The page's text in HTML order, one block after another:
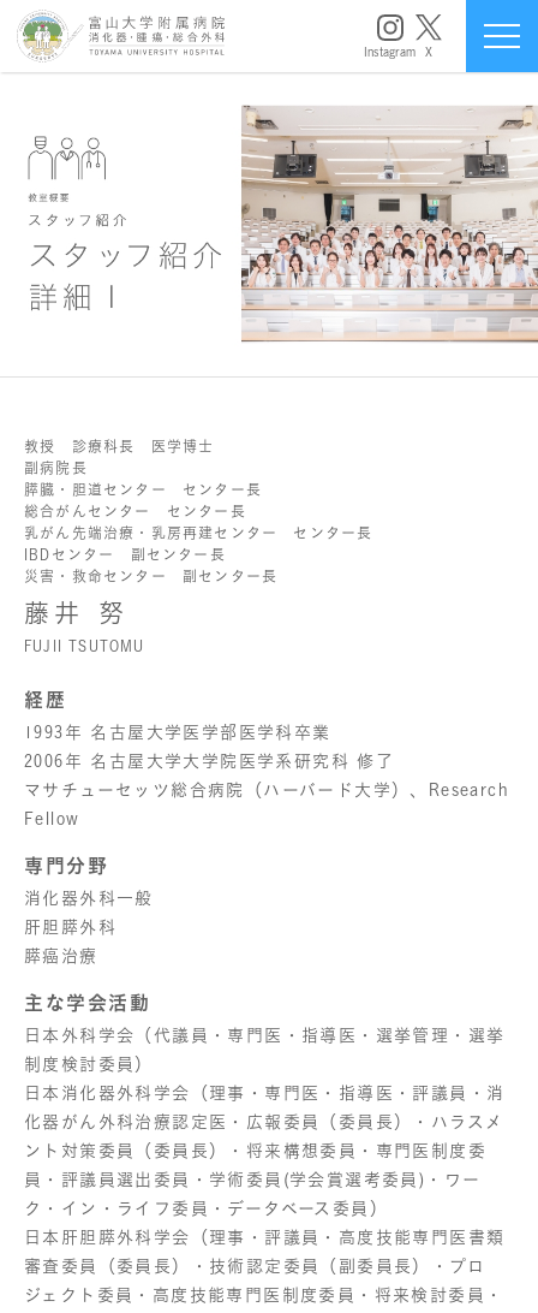
Instagram X
教授 診療科長 医学博士
副病院長
膵臓・胆道センター センター長
総合がんセンター センター長
乳がん先端治療・乳房再建センター センター長
IBDセンター 副センター長
災害・救命センター 副センター長
藤井 努
FUJII TSUTOMU
経歴
1993年 名古屋大学医学部医学科卒業
2006年 名古屋大学大学院医学系研究科 修了
マサチューセッツ総合病院（ハーバード大学）、Research
Fellow
専門分野
消化器外科一般
肝胆膵外科
膵癌治療
主な学会活動
日本外科学会（代議員・専門医・指導医・選挙管理・選挙
制度検討委員）
日本消化器外科学会（理事・専門医・指導医・評議員・消
化器がん外科治療認定医・広報委員（委員長）・ハラスメ
ント対策委員（委員長）・将来構想委員・専門医制度委
員・評議員選出委員・学術委員(学会賞選考委員)・ワー
ク・イン・ライフ委員・データベース委員）
日本肝胆膵外科学会（理事・評議員・高度技能専門医書類
審査委員（委員長）・技術認定委員（副委員長）・プロ
ジェクト委員・高度技能専門医制度委員・将来検討委員・